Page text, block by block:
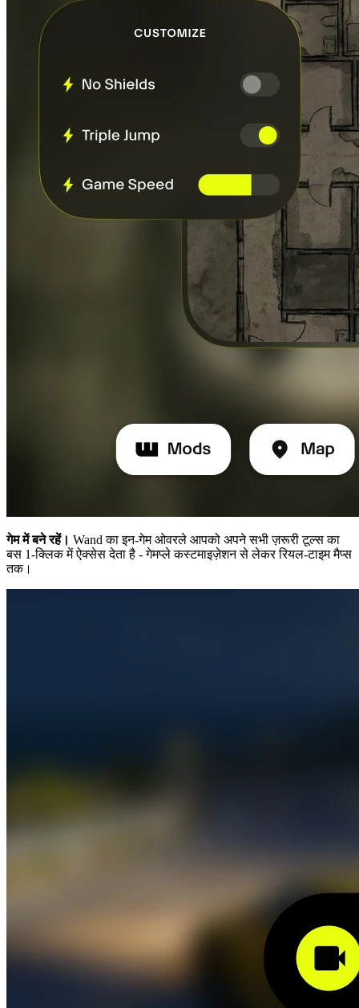
गेम में बने रहें। Wand का इन-गेम ओवरले आपको अपने सभी ज़रूरी टूल्स का
बस 1-क्लिक में ऐक्सेस देता है - गेमप्ले कस्टमाइज़ेशन से लेकर रियल-टाइम मैप्स
तक।